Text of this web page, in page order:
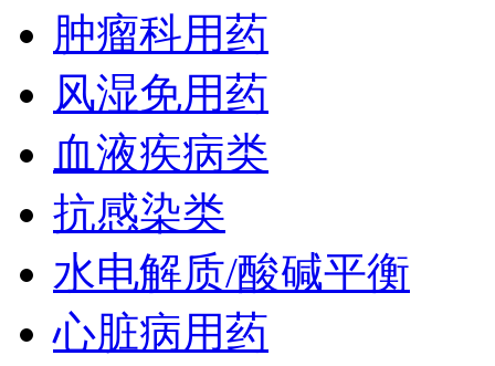
肿瘤科用药
风湿免用药
血液疾病类
抗感染类
水电解质/酸碱平衡
心脏病用药